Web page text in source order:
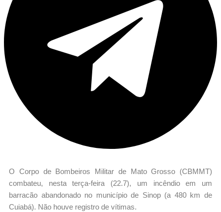
O Corpo de Bombeiros Militar de Mato Grosso (CBMMT)
combateu, nesta terça-feira (22.7), um incêndio em um
barracão abandonado no município de Sinop (a 480 km de
Cuiabá). Não houve registro de vítimas.